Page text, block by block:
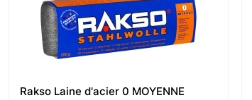
Rakso Laine d'acier 0 MOYENNE